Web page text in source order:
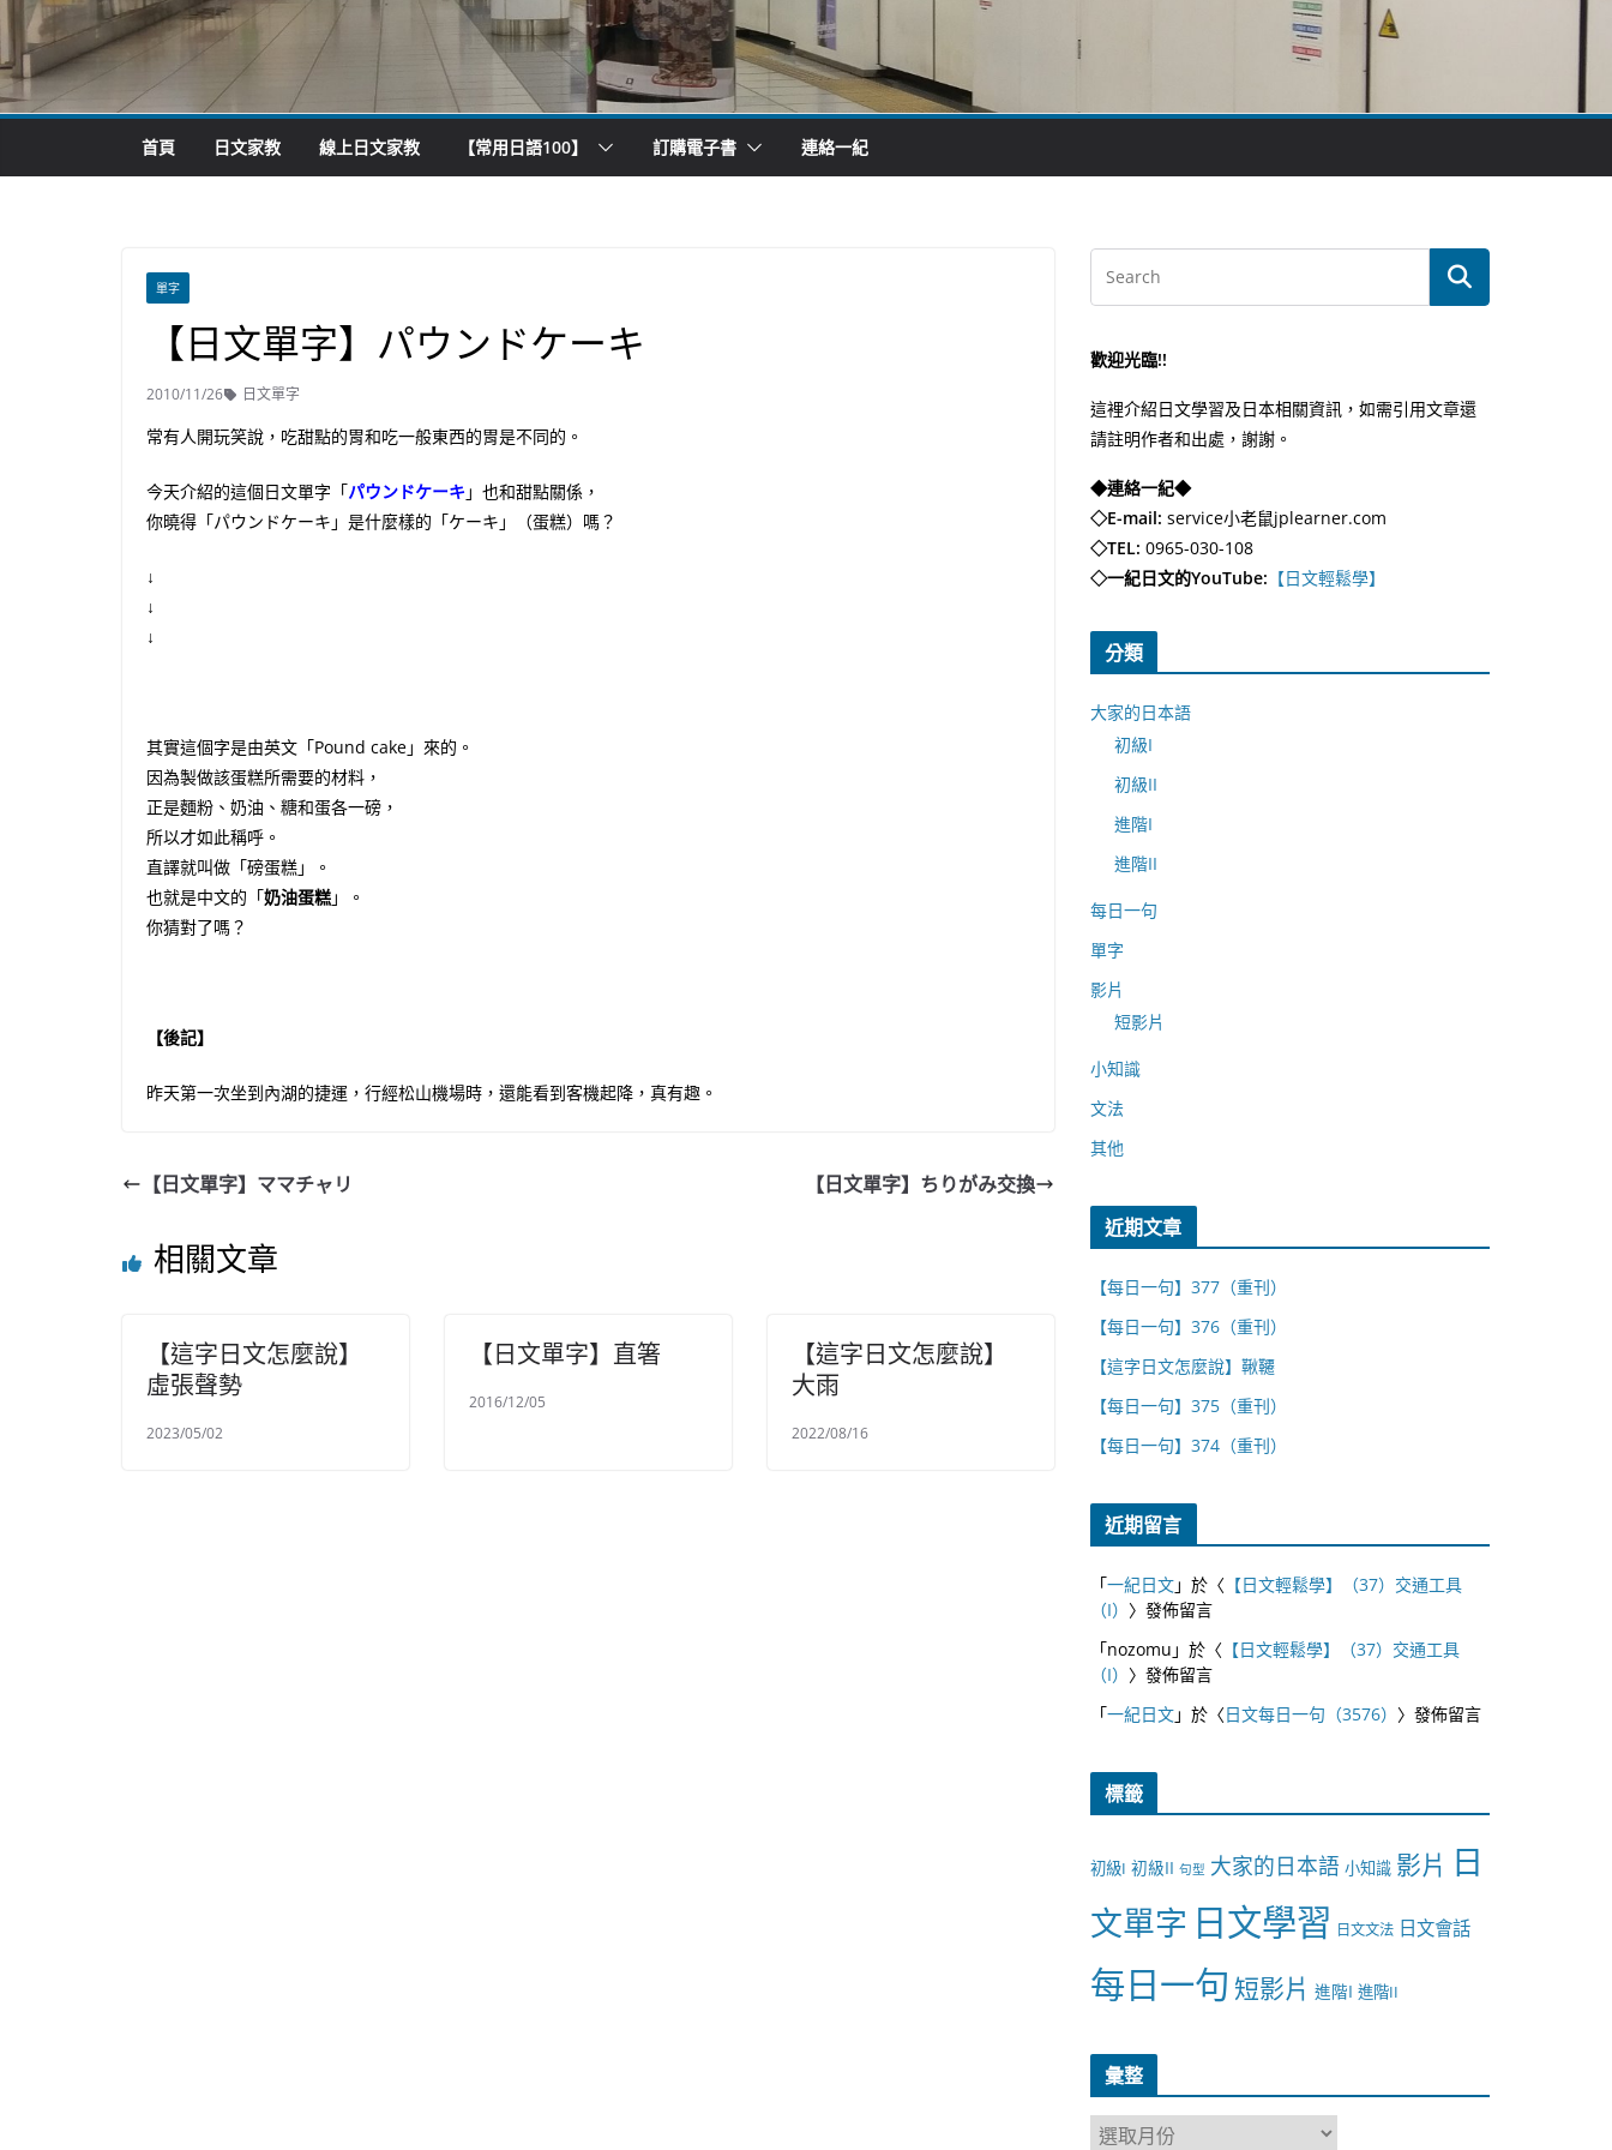
首頁 日文家教 線上日文家教 【常用日語100】 訂購電子書 連絡一紀
單字
【日文單字】パウンドケーキ
2010/11/26 日文單字
常有人開玩笑說，吃甜點的胃和吃一般東西的胃是不同的。
今天介紹的這個日文單字「パウンドケーキ」也和甜點關係，
你曉得「パウンドケーキ」是什麼樣的「ケーキ」（蛋糕）嗎？
↓
↓
↓
其實這個字是由英文「Pound cake」來的。
因為製做該蛋糕所需要的材料，
正是麵粉、奶油、糖和蛋各一磅，
所以才如此稱呼。
直譯就叫做「磅蛋糕」。
也就是中文的「奶油蛋糕」。
你猜對了嗎？
【後記】
昨天第一次坐到內湖的捷運，行經松山機場時，還能看到客機起降，真有趣。
【日文單字】ママチャリ 【日文單字】ちりがみ交換
相關文章
【這字日文怎麼說】
虛張聲勢
2023/05/02
【日文單字】直箸
2016/12/05
【這字日文怎麼說】
大雨
2022/08/16
歡迎光臨!!
這裡介紹日文學習及日本相關資訊，如需引用文章還
請註明作者和出處，謝謝。
◆連絡一紀◆
◇E-mail: service小老鼠jplearner.com
◇TEL: 0965-030-108
◇一紀日文的YouTube: 【日文輕鬆學】
分類
大家的日本語
初級I
初級II
進階I
進階II
每日一句
單字
影片
短影片
小知識
文法
其他
近期文章
【每日一句】377（重刊）
【每日一句】376（重刊）
【這字日文怎麼說】鞦韆
【每日一句】375（重刊）
【每日一句】374（重刊）
近期留言
「一紀日文」於〈 【日文輕鬆學】（37）交通工具
（I） 〉發佈留言
「nozomu 」於〈 【日文輕鬆學】（37）交通工具
（I） 〉發佈留言
「一紀日文」於〈日文每日一句（3576） 〉發佈留言
標籤
初級I 初級II 句型 大家的日本語 小知識 影片 日
文單字 日文學習 日文文法 日文會話
每日一句 短影片 進階I 進階II
彙整
彙